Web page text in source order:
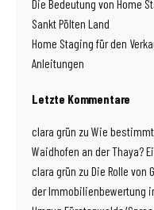
Die Bedeutung von Home
Sankt Pölten Land
Home Staging für den
Anleitungen
Letzte Kommentare
clara grün zu Wie
Waidhofen an der Thaya?
clara grün zu Die Rolle von
der Immobilienbewertung